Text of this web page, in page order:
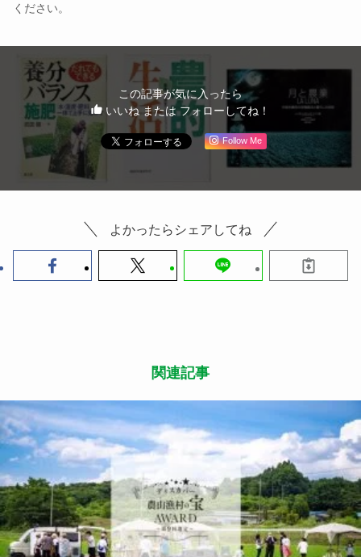
ください。
この記事が気に入ったら
いいね または フォローしてね！
Follow Me
よかったらシェアしてね
関連記事